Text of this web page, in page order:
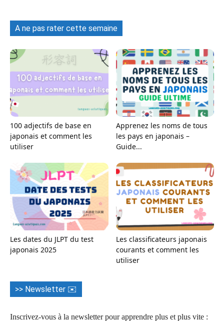
A ne pas rater cette semaine
100 adjectifs de base en
japonais et comment les
utiliser
Apprenez les noms de tous
les pays en japonais –
Guide...
Les dates du JLPT du test
japonais 2025
Les classificateurs japonais
courants et comment les
utiliser
>> Newsletter ✉️
Inscrivez-vous à la newsletter pour apprendre plus et plus vite :